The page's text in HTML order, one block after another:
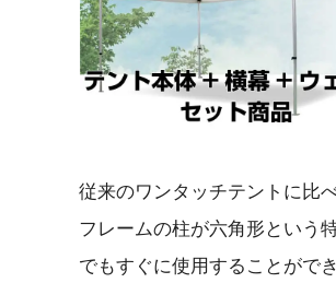
従来のワンタッチテントに比
フレームの柱が六角形という
でもすぐに使用することがで